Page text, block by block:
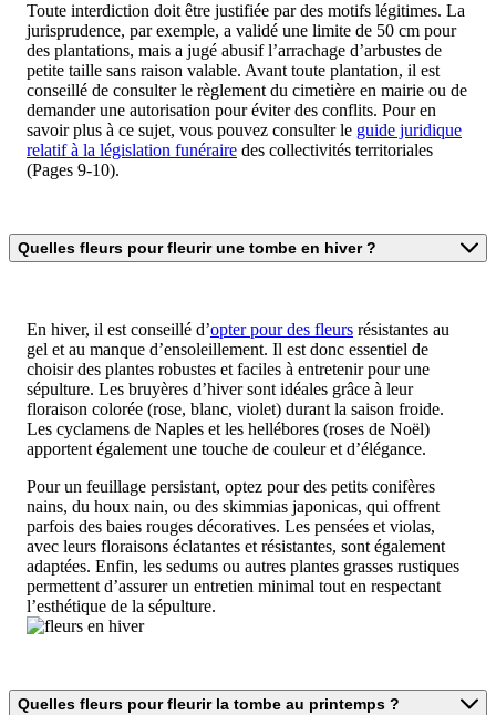
Toute interdiction doit être justifiée par des motifs légitimes. La
jurisprudence, par exemple, a validé une limite de 50 cm pour
des plantations, mais a jugé abusif l’arrachage d’arbustes de
petite taille sans raison valable. Avant toute plantation, il est
conseillé de consulter le règlement du cimetière en mairie ou de
demander une autorisation pour éviter des conflits. Pour en
savoir plus à ce sujet, vous pouvez consulter le guide juridique
relatif à la législation funéraire des collectivités territoriales
(Pages 9-10).
Quelles fleurs pour fleurir une tombe en hiver ?
En hiver, il est conseillé d’opter pour des fleurs résistantes au
gel et au manque d’ensoleillement. Il est donc essentiel de
choisir des plantes robustes et faciles à entretenir pour une
sépulture. Les bruyères d’hiver sont idéales grâce à leur
floraison colorée (rose, blanc, violet) durant la saison froide.
Les cyclamens de Naples et les hellébores (roses de Noël)
apportent également une touche de couleur et d’élégance.
Pour un feuillage persistant, optez pour des petits conifères
nains, du houx nain, ou des skimmias japonicas, qui offrent
parfois des baies rouges décoratives. Les pensées et violas,
avec leurs floraisons éclatantes et résistantes, sont également
adaptées. Enfin, les sedums ou autres plantes grasses rustiques
permettent d’assurer un entretien minimal tout en respectant
l’esthétique de la sépulture.
Quelles fleurs pour fleurir la tombe au printemps ?